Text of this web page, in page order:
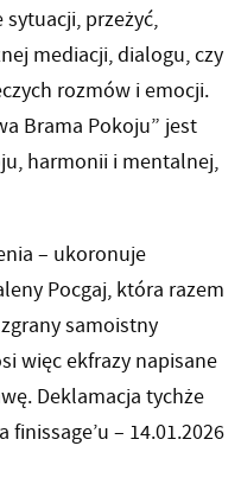
przeżyć,
mediacji, dialogu, czy
rozmów i emocji.
Brama Pokoju” jest
harmonii i mentalnej,
– ukoronuje
Pocgaj, która razem
samoistny
więc ekfrazy napisane
Deklamacja tychże
finissage’u – 14.01.2026